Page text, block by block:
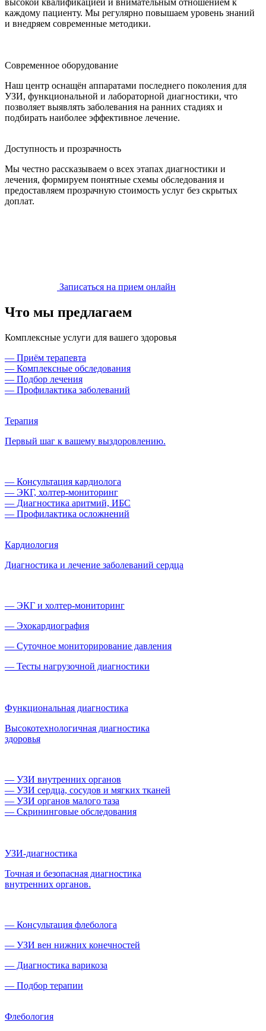
высокой квалификацией и внимательным отношением к
каждому пациенту. Мы регулярно повышаем уровень знаний
и внедряем современные методики.
Современное оборудование
Наш центр оснащён аппаратами последнего поколения для
УЗИ, функциональной и лабораторной диагностики, что
позволяет выявлять заболевания на ранних стадиях и
подбирать наиболее эффективное лечение.
Доступность и прозрачность
Мы честно рассказываем о всех этапах диагностики и
лечения, формируем понятные схемы обследования и
предоставляем прозрачную стоимость услуг без скрытых
доплат.
Записаться на прием онлайн
Что мы предлагаем
Комплексные услуги для вашего здоровья
— Приём терапевта
— Комплексные обследования
— Подбор лечения
— Профилактика заболеваний
Терапия
Первый шаг к вашему выздоровлению.
— Консультация кардиолога
— ЭКГ, холтер‑мониторинг
— Диагностика аритмий, ИБС
— Профилактика осложнений
Кардиология
Диагностика и лечение заболеваний сердца
— ЭКГ и холтер‑мониторинг
— Эхокардиография
— Суточное мониторирование давления
— Тесты нагрузочной диагностики
Функциональная диагностика
Высокотехнологичная диагностика
здоровья
— УЗИ внутренних органов
— УЗИ сердца, сосудов и мягких тканей
— УЗИ органов малого таза
— Скрининговые обследования
УЗИ-диагностика
Точная и безопасная диагностика
внутренних органов.
— Консультация флеболога
— УЗИ вен нижних конечностей
— Диагностика варикоза
— Подбор терапии
Флебология